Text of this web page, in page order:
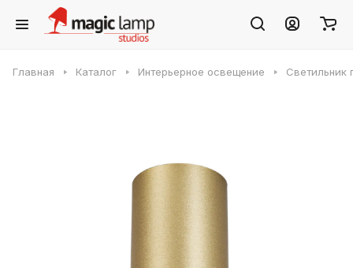
Главная Каталог Интерьерное освещение Светильник